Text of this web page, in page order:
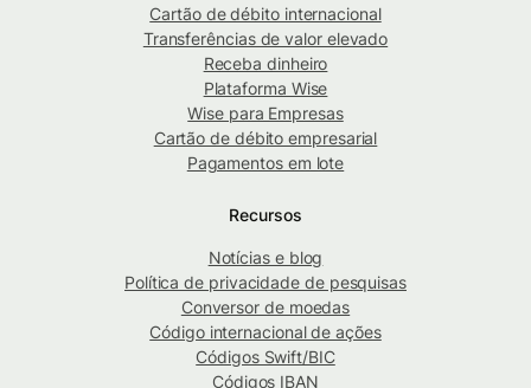
Cartão de débito internacional
Transferências de valor elevado
Receba dinheiro
Plataforma Wise
Wise para Empresas
Cartão de débito empresarial
Pagamentos em lote
Recursos
Notícias e blog
Política de privacidade de pesquisas
Conversor de moedas
Código internacional de ações
Códigos Swift/BIC
Códigos IBAN